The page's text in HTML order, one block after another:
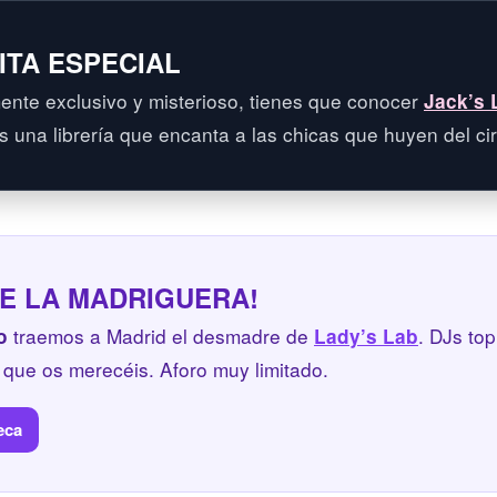
ESPECIAL
exclusivo y misterioso, tienes que conocer Jack’s
una librería que encanta a las chicas que huyen del
LA MADRIGUERA!
traemos a Madrid el desmadre de Lady’s Lab. DJs
os merecéis. Aforo muy limitado.